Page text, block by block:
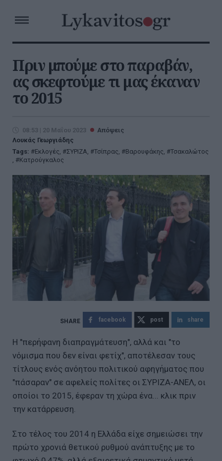
Πριν μπούμε στο παραβάν,
ας σκεφτούμε τι μας έκαναν
το 2015
08:53 | 20 Μαΐου 2023
Απόψεις
Λουκάς Γεωργιάδης
Tags:
Εκλογές, ΣΥΡΙΖΑ, Τσίπρας, Βαρουφάκης,
Τσακαλώτος
,
Κατρούγκαλος
facebook post share
Η "περήφανη διαπραγμάτευση", αλλά και "το
νόμισμα που δεν είναι φετίχ", αποτέλεσαν τους
τίτλους ενός ανόητου πολιτικού αφηγήματος που
"πάσαραν" σε αφελείς πολίτες οι ΣΥΡΙΖΑ-ΑΝΕΛ, οι
οποίοι το 2015, έφεραν τη χώρα ένα... κλικ πριν
την κατάρρευση.
Στο τέλος του 2014 η Ελλάδα είχε σημειώσει την
πρώτο χρονιά θετικού ρυθμού ανάπτυξης με το